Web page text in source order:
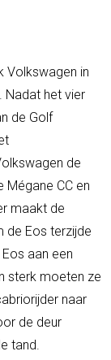
Volkswagen in
het vier
de Golf
de
Mégane CC en
maakt de
de Eos terzijde
aan een
sterk moeten ze
naar
de deur
tand.